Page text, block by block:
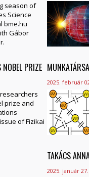
season of
Science
bme.hu
Gábor
PRIZE
prize and
of Fizikai
2025. február
TAKÁCS
2025. január 27.